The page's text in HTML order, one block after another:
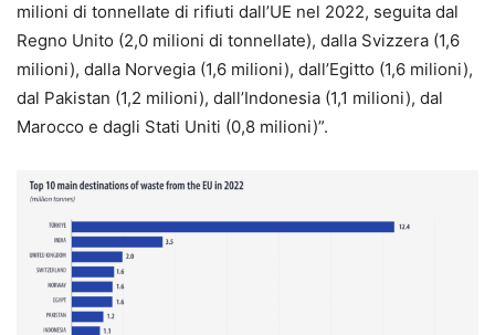
milioni di tonnellate di rifiuti dall’UE nel 2022, seguita dal
Regno Unito (2,0 milioni di tonnellate), dalla Svizzera (1,6
milioni), dalla Norvegia (1,6 milioni), dall’Egitto (1,6 milioni),
dal Pakistan (1,2 milioni), dall’Indonesia (1,1 milioni), dal
Marocco e dagli Stati Uniti (0,8 milioni)”.